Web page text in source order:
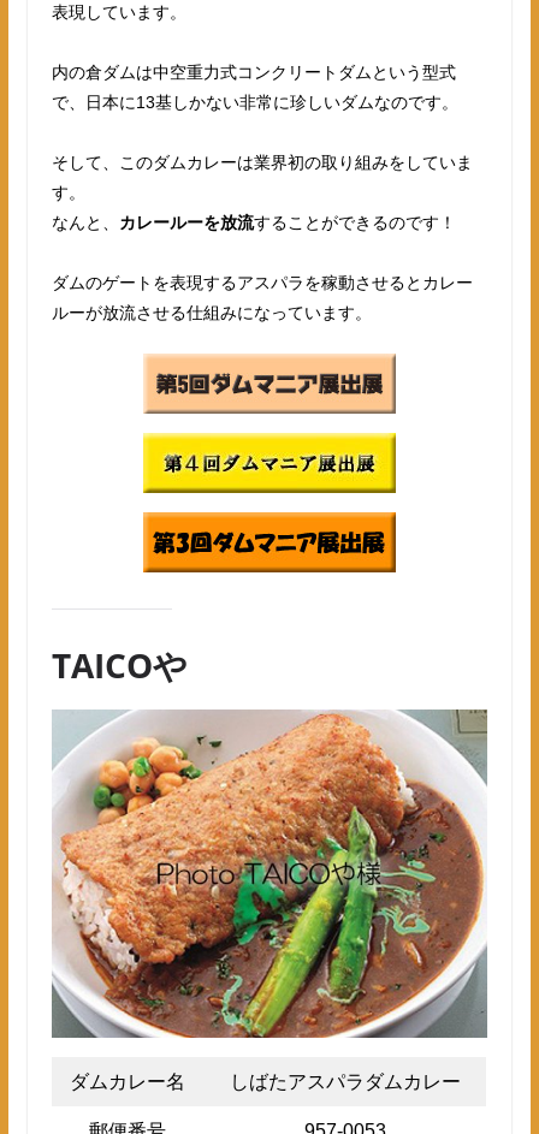
表現しています。
内の倉ダムは中空重力式コンクリートダムという型式
で、日本に13基しかない非常に珍しいダムなのです。
そして、このダムカレーは業界初の取り組みをしていま
す。
なんと、 カレールーを放流することができるのです！
ダムのゲートを表現するアスパラを稼動させるとカレー
ルーが放流させる仕組みになっています。
TAICOや
ダムカレー名 しばたアスパラダムカレー